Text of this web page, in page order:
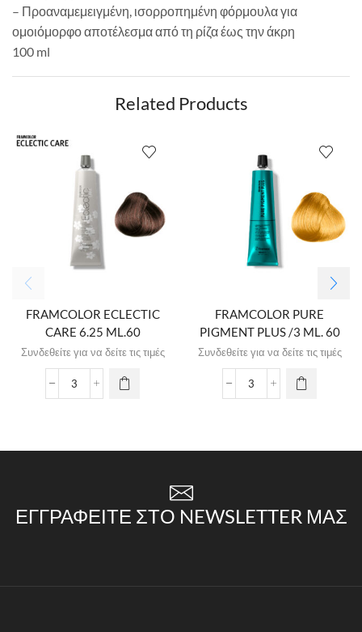
– Προαναμεμειγμένη, ισορροπημένη φόρμουλα για
ομοιόμορφο αποτέλεσμα από τη ρίζα έως την άκρη
100 ml
Related Products
FRAMCOLOR ECLECTIC
CARE 6.25 ML.60
Συνδεθείτε για να δείτε τις τιμές
FRAMCOLOR PURE
PIGMENT PLUS /3 ML. 60
Συνδεθείτε για να δείτε τις τιμές
ΕΓΓΡΑΦΕΊΤΕ ΣΤΟ NEWSLETTER ΜΑΣ